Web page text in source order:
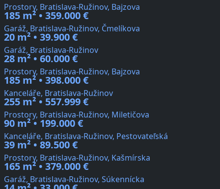
Prostory, Bratislava-Ružinov, Bajzova
185 m² • 359.000 €
Garáž, Bratislava-Ružinov, Čmelíkova
20 m² • 39.900 €
Garáž, Bratislava-Ružinov
28 m² • 60.000 €
Prostory, Bratislava-Ružinov, Bajzova
185 m² • 398.000 €
Kanceláře, Bratislava-Ružinov
255 m² • 557.999 €
Prostory, Bratislava-Ružinov, Miletičova
90 m² • 199.000 €
Kanceláře, Bratislava-Ružinov, Pestovateľská
39 m² • 89.500 €
Prostory, Bratislava-Ružinov, Kašmírska
165 m² • 379.000 €
Garáž, Bratislava-Ružinov, Súkennícka